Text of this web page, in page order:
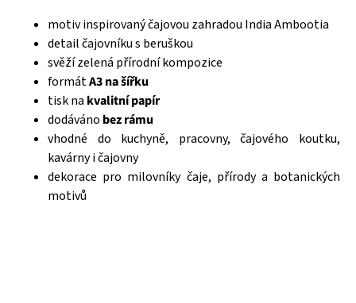
motiv inspirovaný čajovou zahradou India Ambootia
detail čajovníku s beruškou
svěží zelená přírodní kompozice
formátA3 na šířku
tisk na kvalitní papír
dodáváno bez rámu
vhodné do kuchyně, pracovny, čajového koutku,
kavárny i čajovny
dekorace pro milovníky čaje, přírody a botanických
motivů